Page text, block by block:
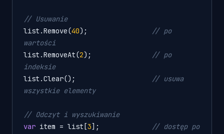
// Usuwanie
list.Remove(40);
// po
wartości
list.RemoveAt(2);
// po
indeksie
list.Clear();
// usuwa
wszystkie elementy
// Odczyt i wyszukiwanie
var item = list[3];
// dostęp po